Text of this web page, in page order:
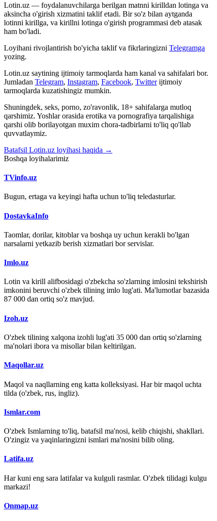
Lotin.uz — foydalanuvchilarga berilgan matnni kirilldan lotinga va
aksincha o'girish xizmatini taklif etadi. Bir so'z bilan aytganda
lotinni kirillga, va kirillni lotinga o'girish programmasi deb atasak
ham bo'ladi.
Loyihani rivojlantirish bo'yicha taklif va fikrlaringizni Telegramga
yozing.
Lotin.uz saytining ijtimoiy tarmoqlarda ham kanal va sahifalari bor.
Jumladan Telegram, Instagram, Facebook, Twitter ijtimoiy
tarmoqlarda kuzatishingiz mumkin.
Shuningdek, seks, porno, zo'ravonlik, 18+ sahifalarga mutloq
qarshimiz. Yoshlar orasida erotika va pornografiya tarqalishiga
qarshi olib borilayotgan muxim chora-tadbirlarni to'liq qo'llab
quvvatlaymiz.
Batafsil Lotin.uz loyihasi haqida →
Boshqa loyihalarimiz
TVinfo.uz
Bugun, ertaga va keyingi hafta uchun to'liq teledasturlar.
DostavkaInfo
Taomlar, dorilar, kitoblar va boshqa uy uchun kerakli bo'lgan
narsalarni yetkazib berish xizmatlari bor servislar.
Imlo.uz
Lotin va kirill alifbosidagi o'zbekcha so'zlarning imlosini tekshirish
imkonini beruvchi o'zbek tilining imlo lug'ati. Ma'lumotlar bazasida
87 000 dan ortiq so'z mavjud.
Izoh.uz
O'zbek tilining xalqona izohli lug'ati 35 000 dan ortiq so'zlarning
ma'nolari ibora va misollar bilan keltirilgan.
Maqollar.uz
Maqol va naqllarning eng katta kolleksiyasi. Har bir maqol uchta
tilda (o'zbek, rus, ingliz).
Ismlar.com
O'zbek Ismlarning to'liq, batafsil ma'nosi, kelib chiqishi, shakllari.
O'zingiz va yaqinlaringizni ismlari ma'nosini bilib oling.
Latifa.uz
Har kuni eng sara latifalar va kulguli rasmlar. O'zbek tilidagi kulgu
markazi!
Onmap.uz